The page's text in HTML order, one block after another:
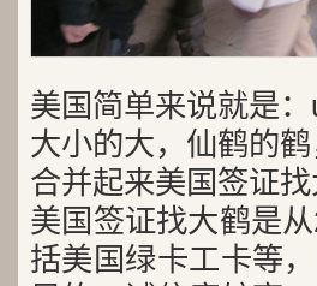
美国简单来说就是
大小的大，仙鹤的
合并起来美国签证
美国签证找大鹤是
括美国绿卡工卡等